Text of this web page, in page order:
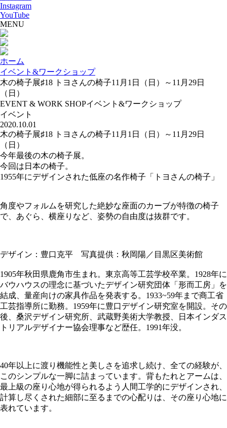
Instagram
YouTube
MENU
ホーム
イベント&ワークショップ
木の椅子展♯18 トヨさんの椅子11月1日（日）～11月29日
（日）
EVENT & WORK SHOPイベント&ワークショップ
イベント
2020.10.01
木の椅子展♯18 トヨさんの椅子11月1日（日）～11月29日
（日）
今年最後の木の椅子展。
今回は日本の椅子。
1955年にデザインされた低座の名作椅子「トヨさんの椅子」
角度やフォルムを研究した絶妙な座面のカーブが特徴の椅子
で、あぐら、横座りなど、姿勢の自由度は抜群です。
デザイン：豊口克平 写真提供：秋岡陽／目黒区美術館
1905年秋田県鹿角市生まれ。東京高等工芸学校卒業。1928年に
バウハウスの理念に基づいたデザイン研究団体「形而工房」を
結成、量産向けの家具作品を発表する。1933~59年まで商工省
工芸指導所に勤務。1959年に豊口デザイン研究室を開設。その
後、桑沢デザイン研究所、武蔵野美術大学教授、日本インダス
トリアルデザイナー協会理事など歴任。1991年没。
40年以上に渡り機能性と美しさを追求し続け、全ての経験が、
このシンプルな一脚に詰まっています。背もたれとアームは、
最上級の座り心地が得られるよう人間工学的にデザインされ、
計算し尽くされた細部に至るまでの心配りは、その座り心地に
表れています。